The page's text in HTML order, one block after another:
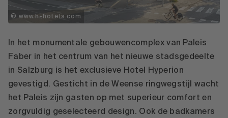
© www.h-hotels.com
In het monumentale gebouwencomplex van Paleis
Faber in het centrum van het nieuwe stadsgedeelte
in Salzburg is het exclusieve Hotel Hyperion
gevestigd. Gesticht in de Weense ringwegstijl wacht
het Paleis zijn gasten op met superieur comfort en
zorgvuldig geselecteerd design. Ook de badkamers